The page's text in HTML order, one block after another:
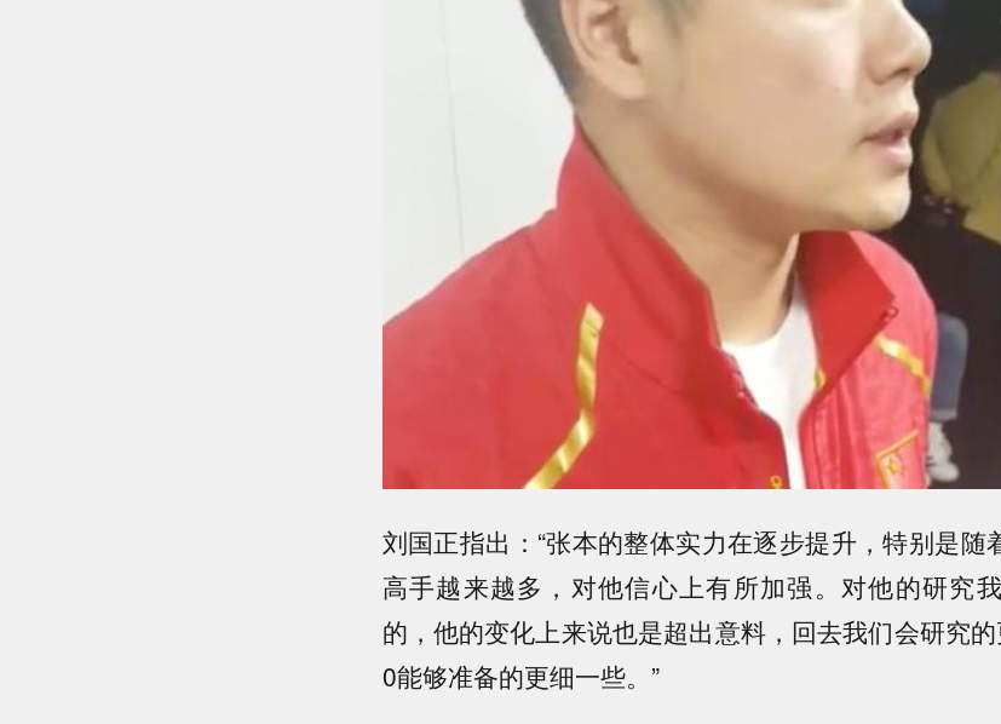
刘国正指出：“张本的整体实力在逐步提升，特别是随
高手越来越多，对他信心上有所加强。对他的研究
的，他的变化上来说也是超出意料，回去我们会研究
0能够准备的更细一些。”